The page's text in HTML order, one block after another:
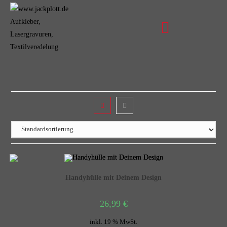
Handyhülle mit Deinem Design
26,99 €
inkl. 19 % MwSt.